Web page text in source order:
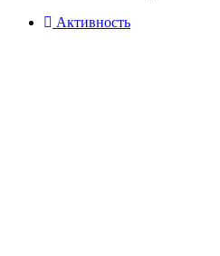
Активность